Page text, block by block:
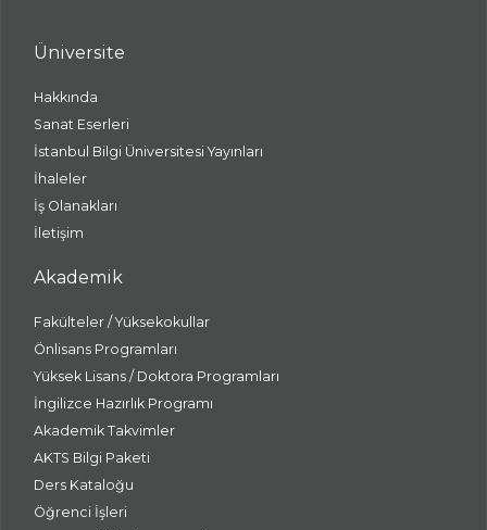
Üniversite
Hakkında
Sanat Eserleri
İstanbul Bilgi Üniversitesi Yayınları
İhaleler
İş Olanakları
İletişim
Akademik
Fakülteler / Yüksekokullar
Önlisans Programları
Yüksek Lisans / Doktora Programları
İngilizce Hazırlık Programı
Akademik Takvimler
AKTS Bilgi Paketi
Ders Kataloğu
Öğrenci İşleri